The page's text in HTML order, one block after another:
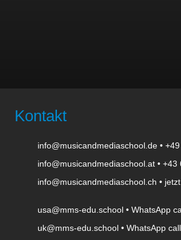
Kontakt
info@musicandmediaschool.de •
info@musicandmediaschool.at • +43
info@musicandmediaschool.ch •
usa@mms-edu.school • WhatsApp
uk@mms-edu.school • WhatsApp call